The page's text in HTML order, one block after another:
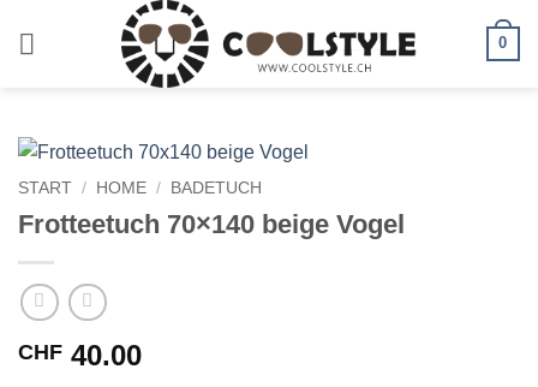
0
START / HOME / BADETUCH
Frotteetuch 70×140 beige Vogel
CHF 40.00